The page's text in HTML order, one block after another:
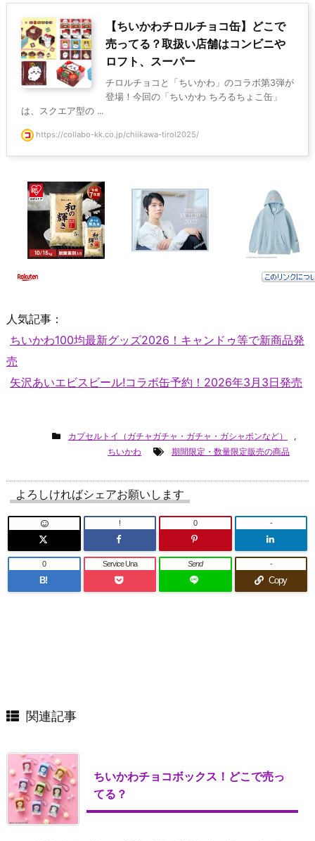
【ちいかわチロルチョコ缶】どこで
売ってる？取扱い店舗はコンビニや
ロフト、スーパー
チロルチョコと「ちいかわ」のコラボ第3弾が
登場！今回の「ちいかわ ちろるちょこ缶」
は、スクエア型の ...
https://collabo-kk.co.jp/chiikawa-tirol2025/
人気記事：
ちいかわ100均最新グッズ2026！キャンドゥ等で新商品発
売
矢沢あいエビスビール!コラボ缶予約！2026年3月3日発売
カプセルトイ（ガチャガチャ・ガチャ・ガシャポンなど）
,
ちいかわ
期間限定・数量限定販売の商品
よろしければシェアお願いします
! 0 -
B!
0 Service Una Send
Copy
-
関連記事
ちいかわチョコボックス！どこで売っ
てる？